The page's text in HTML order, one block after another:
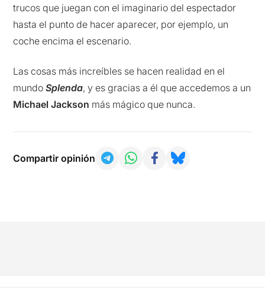
trucos que juegan con el imaginario del espectador
hasta el punto de hacer aparecer, por ejemplo, un
coche encima el escenario.
Las cosas más increíbles se hacen realidad en el
mundoSplenda, y es gracias a él que accedemos a un
Michael Jackson más mágico que nunca.
Compartir opinión